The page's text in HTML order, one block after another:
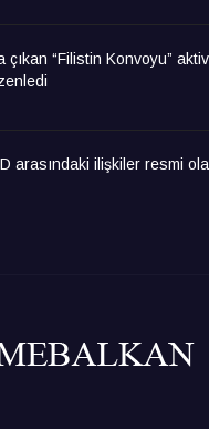
çıkan “Filistin Konvoyu”
arasındaki ilişkiler resmi